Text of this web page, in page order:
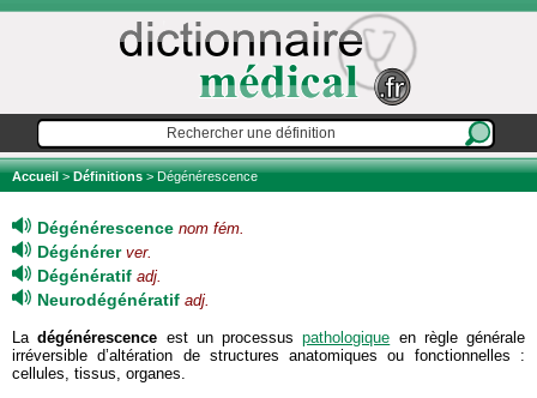
Accueil>Définitions> Dégénérescence
Dégénérescence nom fém.
Dégénérer ver.
Dégénératif adj.
Neurodégénératif adj.
Ladégénérescence est un processuspathologique en règle générale
irréversible d’altération de structures anatomiques ou fonctionnelles :
cellules, tissus, organes.